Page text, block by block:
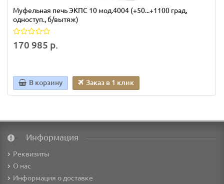
Муфельная печь ЭКПС 10 мод.4004 (+50...+1100 град,
одноступ., б/вытяж)
170 985 р.
В корзину Заказ в 1 клик
Информация
Реквизиты
О нас
Информация о доставке